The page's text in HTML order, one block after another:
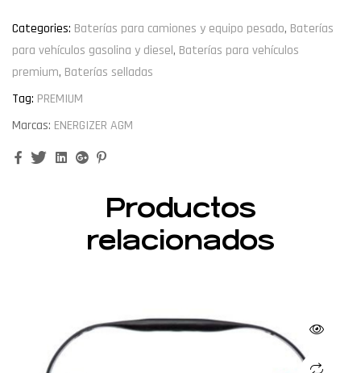
Categories: Baterías para camiones y equipo pesado, Baterías
para vehículos gasolina y diesel, Baterías para vehículos
premium, Baterías selladas
Tag: PREMIUM
Marcas: ENERGIZER AGM
FacebookTwitterLinkedinGoogle+
Productos
relacionados